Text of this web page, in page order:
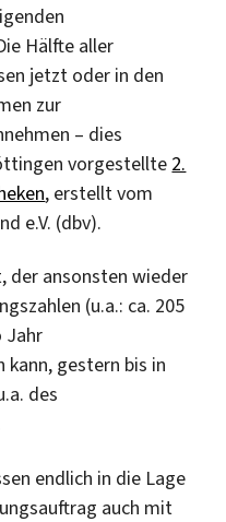
Hälfte aller
jetzt oder in den
zur
– dies
vorgestellte 2.
, erstellt vom
e.V. (dbv).
der ansonsten wieder
(u.a.: ca. 205
Jahr
gestern bis in
des
endlich in die Lage
auch mit